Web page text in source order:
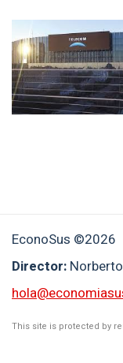
EconoSus ©2026
Director:
This site is protected by